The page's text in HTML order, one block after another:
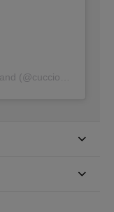
Post udostępniony przez Cuccio Poland (@cucciopoland)